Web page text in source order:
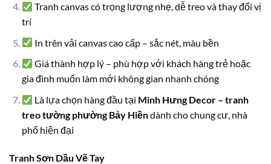
Tranh canvas có trọng lượng nhẹ, dễ treo và thay đổi vị
trí
In trên vải canvas cao cấp – sắc nét, màu bền
Giá thành hợp lý – phù hợp với khách hàng trẻ hoặc
gia đình muốn làm mới không gian nhanh chóng
Là lựa chọn hàng đầu tại Minh Hưng Decor – tranh
treo tường phường Bảy Hiềndành cho chung cư, nhà
phố hiện đại
Tranh Sơn Dầu Vẽ Tay